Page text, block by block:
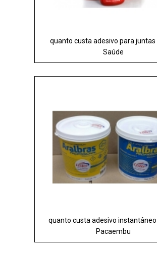
quanto custa adesivo para
Saúde
quanto custa adesivo
Pacaembu